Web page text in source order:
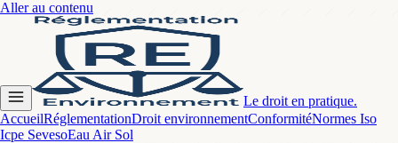
Aller au contenu
Le droit en pratique.
AccueilRéglementationDroit environnementConformitéNormes Iso
Icpe SevesoEau Air Sol